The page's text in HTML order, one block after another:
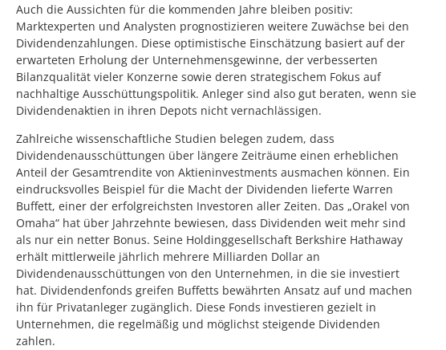
Auch die Aussichten für die kommenden Jahre bleiben positiv:
Marktexperten und Analysten prognostizieren weitere Zuwächse bei den
Dividendenzahlungen. Diese optimistische Einschätzung basiert auf der
erwarteten Erholung der Unternehmensgewinne, der verbesserten
Bilanzqualität vieler Konzerne sowie deren strategischem Fokus auf
nachhaltige Ausschüttungspolitik. Anleger sind also gut beraten, wenn sie
Dividendenaktien in ihren Depots nicht vernachlässigen.
Zahlreiche wissenschaftliche Studien belegen zudem, dass
Dividendenausschüttungen über längere Zeiträume einen erheblichen
Anteil der Gesamtrendite von Aktieninvestments ausmachen können. Ein
eindrucksvolles Beispiel für die Macht der Dividenden lieferte Warren
Buffett, einer der erfolgreichsten Investoren aller Zeiten. Das „Orakel von
Omaha“ hat über Jahrzehnte bewiesen, dass Dividenden weit mehr sind
als nur ein netter Bonus. Seine Holdinggesellschaft Berkshire Hathaway
erhält mittlerweile jährlich mehrere Milliarden Dollar an
Dividendenausschüttungen von den Unternehmen, in die sie investiert
hat. Dividendenfonds greifen Buffetts bewährten Ansatz auf und machen
ihn für Privatanleger zugänglich. Diese Fonds investieren gezielt in
Unternehmen, die regelmäßig und möglichst steigende Dividenden
zahlen.